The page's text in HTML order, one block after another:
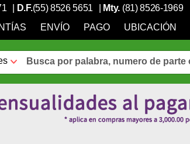
D.F.(55) 8526 5651 Mty. (81) 8526-1969
ENVÍO PAGO UBICACIÓN